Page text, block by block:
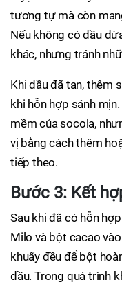
tương tự mà còn
Nếu không có dầu
khác, nhưng tránh
Khi dầu đã tan, thêm
khi hỗn hợp sánh
mềm của socola,
vị bằng cách thêm
tiếp theo.
Bước 3: Kết
Sau khi đã có hỗn
Milo và bột cacao
khuấy đều để bột
dầu. Trong quá trình